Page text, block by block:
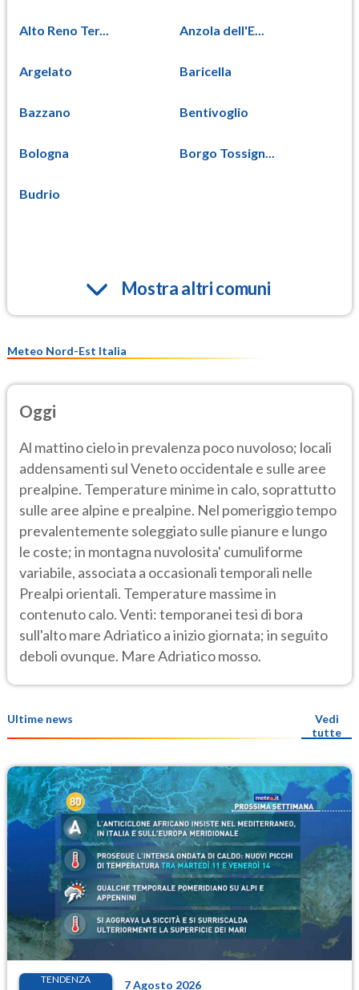
Alto Reno Ter... Anzola dell'E...
Argelato Baricella
Bazzano Bentivoglio
Bologna Borgo Tossign...
Budrio
Mostra altri comuni
Meteo Nord-Est Italia
Oggi
Al mattino cielo in prevalenza poco nuvoloso; locali
addensamenti sul Veneto occidentale e sulle aree
prealpine. Temperature minime in calo, soprattutto
sulle aree alpine e prealpine. Nel pomeriggio tempo
prevalentemente soleggiato sulle pianure e lungo
le coste; in montagna nuvolosita' cumuliforme
variabile, associata a occasionali temporali nelle
Prealpi orientali. Temperature massime in
contenuto calo. Venti: temporanei tesi di bora
sull'alto mare Adriatico a inizio giornata; in seguito
deboli ovunque. Mare Adriatico mosso.
Ultime news
Vedi
tutte
TENDENZA 7 Agosto 2026